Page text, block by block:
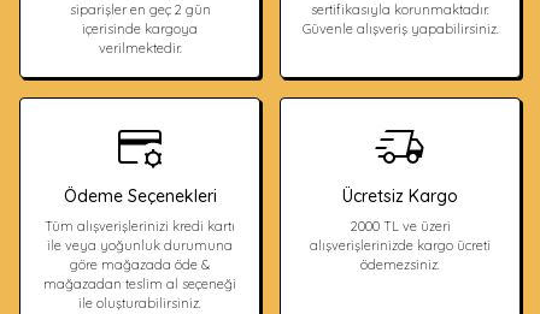
siparişler en geç 2 gün
içerisinde kargoya
verilmektedir.
sertifikasıyla korunmaktadır.
Güvenle alışveriş yapabilirsiniz.
Ödeme Seçenekleri
Tüm alışverişlerinizi kredi kartı
ile veya yoğunluk durumuna
göre mağazada öde &
mağazadan teslim al seçeneği
ile oluşturabilirsiniz.
Ücretsiz Kargo
2000 TL ve üzeri
alışverişlerinizde kargo ücreti
ödemezsiniz.